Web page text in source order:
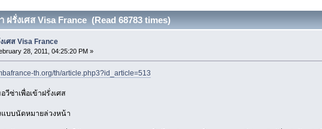
ฝรั่งเศส Visa France (Read 68783 times)
เศส Visa France
28, 2011, 04:25:20 PM »
th.org/th/article.php3?id_article=513
ซ่าเพื่อเข้าฝรั่งเศส
แบบนัดหมายล่วงหน้า